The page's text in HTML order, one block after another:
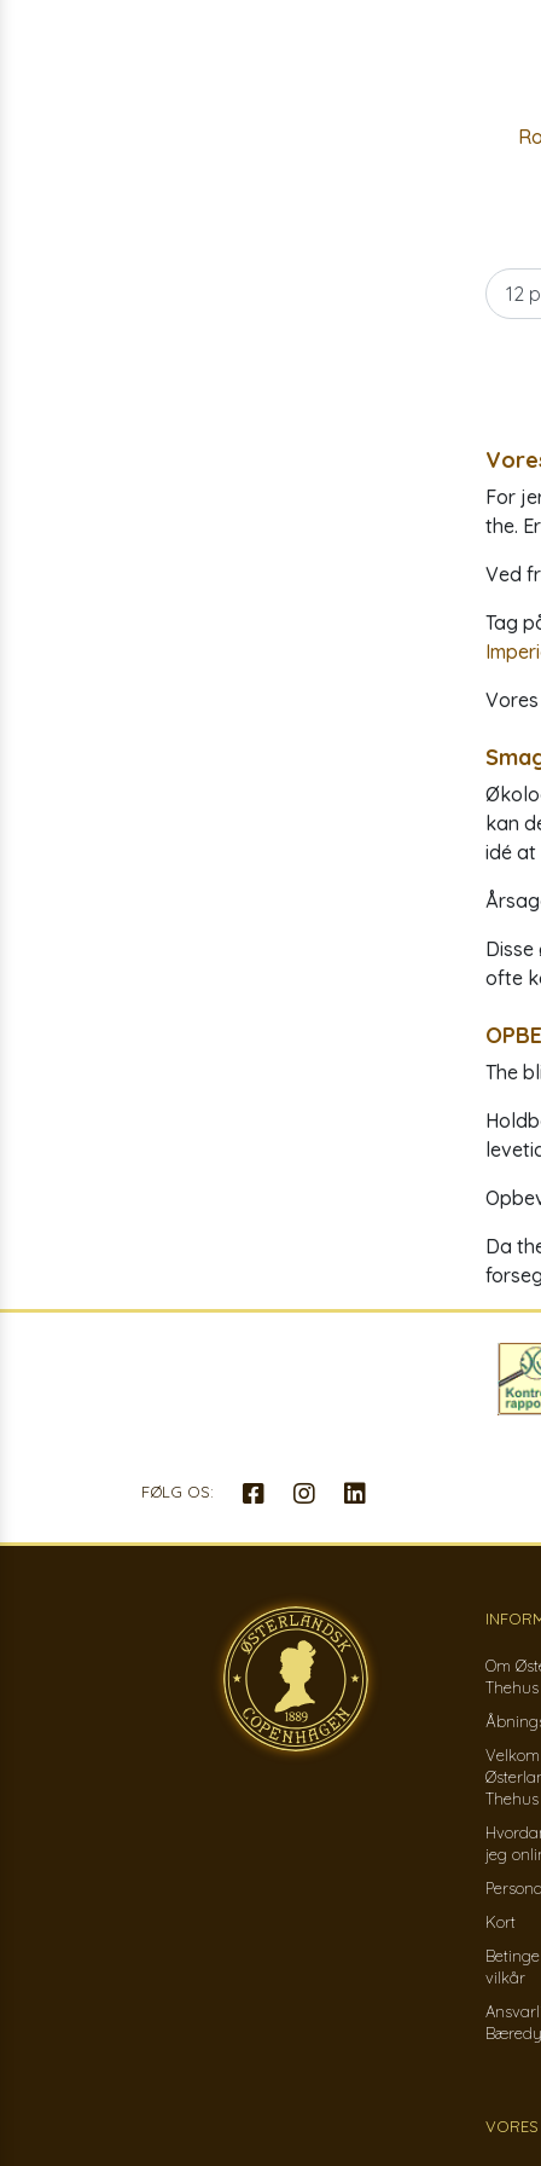
For
the.
Ved
Tag
kan
idé at
ofte
The
Da
FØLG OS:
Om
Thehus
Thehus
jeg
Kort
vilkår